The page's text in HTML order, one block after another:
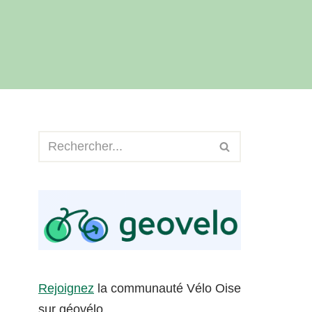
Rejoignez la communauté Vélo Oise